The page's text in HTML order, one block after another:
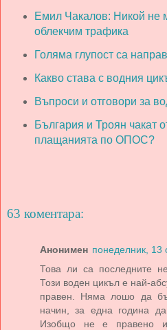
Емил Чакалов: Никой не
облекчим трафика
Голяма глупост са
Какво става с водния
Въпроси и отговори за
България и Троян чакат
плащанията по ОПОС?
63 коментара:
Анонимен понеделник, 13
Това ли са последните
Този воден цикъл е най-
правен. Няма лошо да
начин, за една година
Изобщо не е правено и